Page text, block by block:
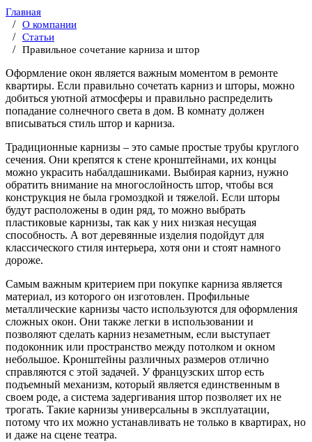
Главная
О компании
Статьи
Правильное сочетание карниза и штор
Оформление окон является важным моментом в ремонте
квартиры. Если правильно сочетать карниз и шторы, можно
добиться уютной атмосферы и правильно распределить
попадание солнечного света в дом. В комнату должен
вписываться стиль штор и карниза.
Традиционные карнизы – это самые простые трубы круглого
сечения. Они крепятся к стене кронштейнами, их концы
можно украсить набалдашниками. Выбирая карниз, нужно
обратить внимание на многослойность штор, чтобы вся
конструкция не была громоздкой и тяжелой. Если шторы
будут расположены в один ряд, то можно выбрать
пластиковые карнизы, так как у них низкая несущая
способность. А вот деревянные изделия подойдут для
классического стиля интерьера, хотя они и стоят намного
дороже.
Самым важным критерием при покупке карниза является
материал, из которого он изготовлен. Профильные
металлические карнизы часто используются для оформления
сложных окон. Они также легки в использовании и
позволяют сделать карниз незаметным, если выступает
подоконник или пространство между потолком и окном
небольшое. Кронштейны различных размеров отлично
справляются с этой задачей. У французских штор есть
подъемный механизм, который является единственным в
своем роде, а система задергивания штор позволяет их не
трогать. Такие карнизы универсальны в эксплуатации,
потому что их можно устанавливать не только в квартирах, но
и даже на сцене театра.